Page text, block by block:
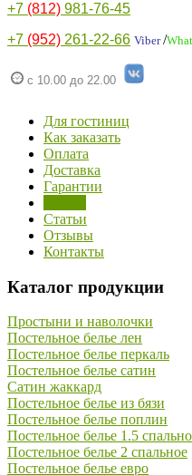
+7 (812) 981-76-45
+7 (952) 261-22-66 Viber/
с 10.00 до 22.00
Для гостиниц
Как заказать
Оплата
Доставка
Гарантии
Статьи
Отзывы
Контакты
Каталог продукции
Простыни и наволочки
Постельное белье лен
Постельное белье перкаль
Постельное белье сатин
Сатин жаккард
Постельное белье из бязи
Постельное белье поплин
Постельное белье 1.5
Постельное белье 2 спальное
Постельное белье евро